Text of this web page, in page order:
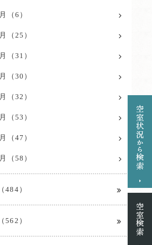
（6）
（25）
（31）
（30）
（32）
（53）
（47）
（58）
484）
562）